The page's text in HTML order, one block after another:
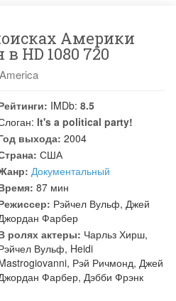
Америки
HD 1080 720
IMDb: 8.5
It's a political party!
выхода: 2004
США
Документальный
87 мин
Рэйчел Вульф, Джей
Фарбер
ролях актеры: Чарльз Хирш,
Вульф, Heidi
, Рэй Ричмонд, Джей
Фарбер, Дэбби Фрэнк